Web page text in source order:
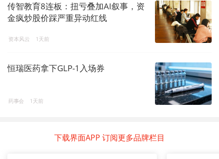
传智教育8连板：扭亏叠加AI叙事，资
金疯炒股价踩严重异动红线
资本风云 1天前
恒瑞医药拿下GLP-1入场券
药事会 1天前
下载界面APP 订阅更多品牌栏目